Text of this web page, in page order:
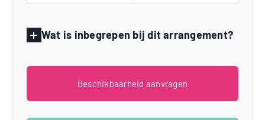
Wat is inbegrepen bij dit arrangement?
Beschikbaarheid aanvragen